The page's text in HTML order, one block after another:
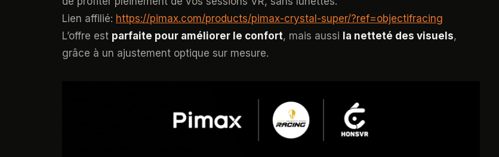
Lien affilié: https://pimax.com/products/pimax-crystal-super/?ref=objectifracing
L’offre est parfaite pour améliorer le confort, mais aussi la netteté des visuels,
grâce à un ajustement optique sur mesure.